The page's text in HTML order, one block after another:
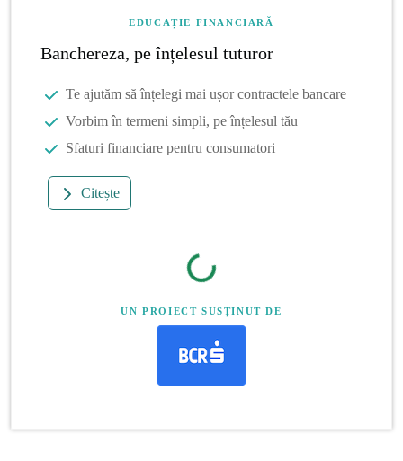
EDUCAȚIE FINANCIARĂ
Banchereza, pe înțelesul tuturor
Te ajutăm să înțelegi mai ușor contractele bancare
Vorbim în termeni simpli, pe înțelesul tău
Sfaturi financiare pentru consumatori
Citește
UN PROIECT SUSȚINUT DE